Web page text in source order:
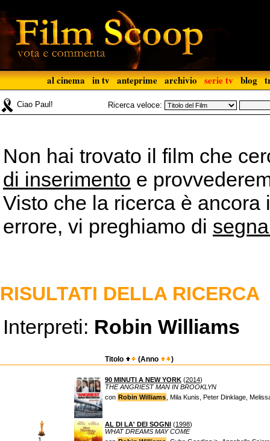
al cinema in tv anteprime archivio serie tv blog
Ciao Paul! Ricerca veloce:
Non hai trovato il film che
di inserimento e
Visto che la ricerca è
errore, vi preghiamo di
RISULTATI DELLA RICERCA
Interpreti: Robin Williams
Titolo (Anno )
90 MINUTI A NEW YORK (2014)
THE ANGRIEST MAN IN BROOKLYN
con Robin Williams , Mila Kunis, Peter Dinklage,
AL DI LA' DEI SOGNI (1998)
WHAT DREAMS MAY COME